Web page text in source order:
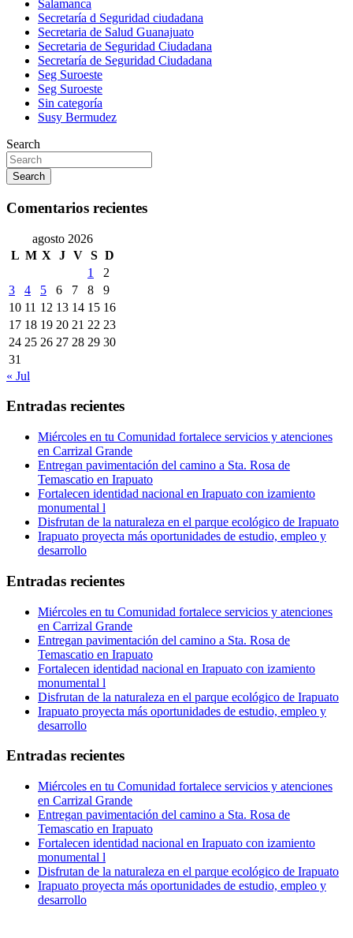
Salamanca
Secretaría d Seguridad ciudadana
Secretaria de Salud Guanajuato
Secretaria de Seguridad Ciudadana
Secretaría de Seguridad Ciudadana
Seg Suroeste
Seg Suroeste
Sin categoría
Susy Bermudez
Search
Search
Comentarios recientes
agosto 2026
L M X J V S D
1
2
3
4 5 6 7 8
9
10 11 12 13 14 15 16
17 18 19 20 21 22 23
24 25 26 27 28 29 30
31
« Jul
Entradas recientes
Miércoles en tu Comunidad fortalece servicios y atenciones
en Carrizal Grande
Entregan pavimentación del camino a Sta. Rosa de
Temascatio en Irapuato
Fortalecen identidad nacional en Irapuato con izamiento
monumental l
Disfrutan de la naturaleza en el parque ecológico de Irapuato
Irapuato proyecta más oportunidades de estudio, empleo y
desarrollo
Entradas recientes
Miércoles en tu Comunidad fortalece servicios y atenciones
en Carrizal Grande
Entregan pavimentación del camino a Sta. Rosa de
Temascatio en Irapuato
Fortalecen identidad nacional en Irapuato con izamiento
monumental l
Disfrutan de la naturaleza en el parque ecológico de Irapuato
Irapuato proyecta más oportunidades de estudio, empleo y
desarrollo
Entradas recientes
Miércoles en tu Comunidad fortalece servicios y atenciones
en Carrizal Grande
Entregan pavimentación del camino a Sta. Rosa de
Temascatio en Irapuato
Fortalecen identidad nacional en Irapuato con izamiento
monumental l
Disfrutan de la naturaleza en el parque ecológico de Irapuato
Irapuato proyecta más oportunidades de estudio, empleo y
desarrollo